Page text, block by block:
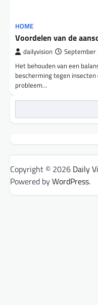
HOME
Voordelen van de
dailyvision September
Het behouden van een
bescherming tegen
probleem…
Copyright © 2026 Daily
Powered byWordPress.